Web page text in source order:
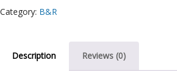
电
Category: B&R
Description Reviews (0)